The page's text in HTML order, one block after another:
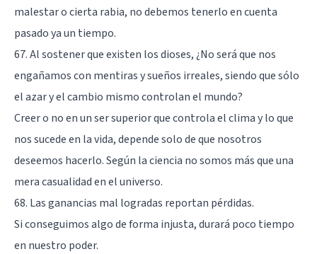
malestar o cierta rabia, no debemos tenerlo en cuenta
pasado ya un tiempo.
67. Al sostener que existen los dioses, ¿No será que nos
engañamos con mentiras y sueños irreales, siendo que sólo
el azar y el cambio mismo controlan el mundo?
Creer o no en un ser superior que controla el clima y lo que
nos sucede en la vida, depende solo de que nosotros
deseemos hacerlo. Según la ciencia no somos más que una
mera casualidad en el universo.
68. Las ganancias mal logradas reportan pérdidas.
Si conseguimos algo de forma injusta, durará poco tiempo
en nuestro poder.